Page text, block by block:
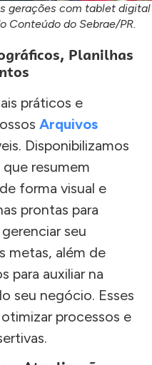
gerações com tablet digital
Conteúdo do Sebrae/PR.
Planilhas
práticos e
Arquivos
Disponibilizamos
resumem
forma visual e
prontas para
seu
metas, além de
para auxiliar na
seu negócio. Esses
processos e